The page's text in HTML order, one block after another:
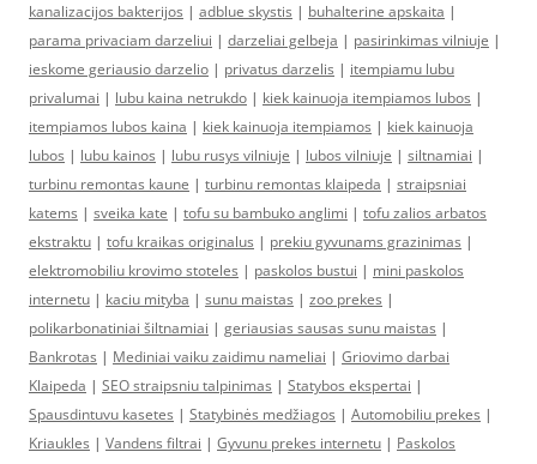
kanalizacijos bakterijos | adblue skystis | buhalterine apskaita |
parama privaciam darzeliui | darzeliai gelbeja | pasirinkimas vilniuje |
ieskome geriausio darzelio | privatus darzelis | itempiamu lubu
privalumai | lubu kaina netrukdo | kiek kainuoja itempiamos lubos |
itempiamos lubos kaina | kiek kainuoja itempiamos | kiek kainuoja
lubos | lubu kainos | lubu rusys vilniuje | lubos vilniuje | siltnamiai |
turbinu remontas kaune | turbinu remontas klaipeda | straipsniai
katems | sveika kate | tofu su bambuko anglimi | tofu zalios arbatos
ekstraktu | tofu kraikas originalus | prekiu gyvunams grazinimas |
elektromobiliu krovimo stoteles | paskolos bustui | mini paskolos
internetu | kaciu mityba | sunu maistas | zoo prekes |
polikarbonatiniai šiltnamiai | geriausias sausas sunu maistas |
Bankrotas | Mediniai vaiku zaidimu nameliai | Griovimo darbai
Klaipeda | SEO straipsniu talpinimas | Statybos ekspertai |
Spausdintuvu kasetes | Statybinės medžiagos | Automobiliu prekes |
Kriaukles | Vandens filtrai | Gyvunu prekes internetu | Paskolos